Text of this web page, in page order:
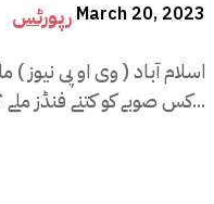
رپورٹس March 20, 2023
اسلام آباد ( وی او پی
کس صوبے کو کتنے فنڈز ملے ؟ تفصیلات...